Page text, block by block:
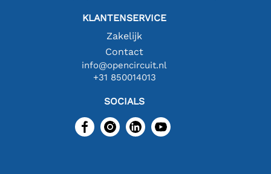
KLANTENSERVICE
Zakelijk
Contact
info@opencircuit.nl
+31 850014013
SOCIALS